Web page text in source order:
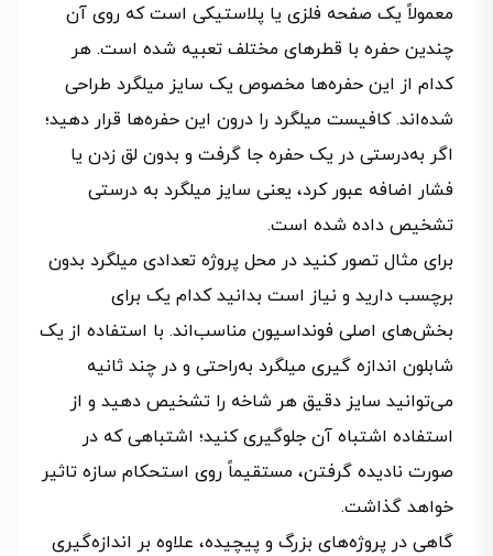
معمولاً یک صفحه فلزی یا پلاستیکی است که روی آن
چندین حفره با قطرهای مختلف تعبیه شده است. هر
کدام از این حفره‌ها مخصوص یک سایز میلگرد طراحی
شده‌اند. کافیست میلگرد را درون این حفره‌ها قرار دهید؛
اگر به‌درستی در یک حفره جا گرفت و بدون لق زدن یا
فشار اضافه عبور کرد، یعنی سایز میلگرد به درستی
تشخیص داده شده است.
برای مثال تصور کنید در محل پروژه تعدادی میلگرد بدون
برچسب دارید و نیاز است بدانید کدام یک برای
بخش‌های اصلی فونداسیون مناسب‌اند. با استفاده از یک
شابلون اندازه گیری میلگرد به‌راحتی و در چند ثانیه
می‌توانید سایز دقیق هر شاخه را تشخیص دهید و از
استفاده اشتباه آن جلوگیری کنید؛ اشتباهی که در
صورت نادیده گرفتن، مستقیماً روی استحکام سازه تاثیر
خواهد گذاشت.
گاهی در پروژه‌های بزرگ و پیچیده، علاوه بر اندازه‌گیری